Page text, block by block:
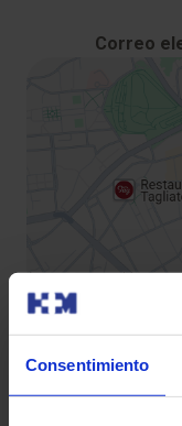
Consentimiento
Correo
¿Dónde nos